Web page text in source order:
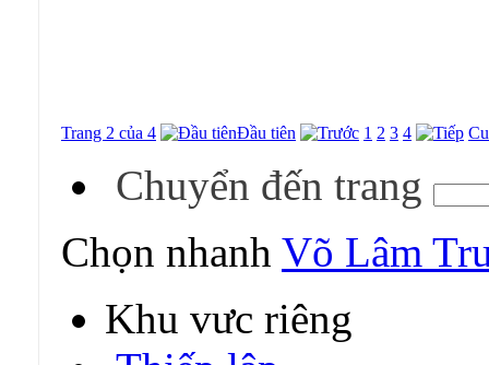
Trang 2 của 4 Đầu tiên 1 2 3 4
Chuyển đến trang
Chọn nhanh Võ Lâm
Khu vực riêng